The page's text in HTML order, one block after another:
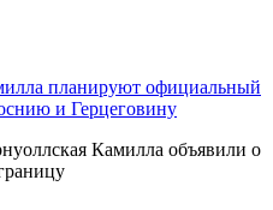
планируют официальный
и Герцеговину
Камилла объявили о